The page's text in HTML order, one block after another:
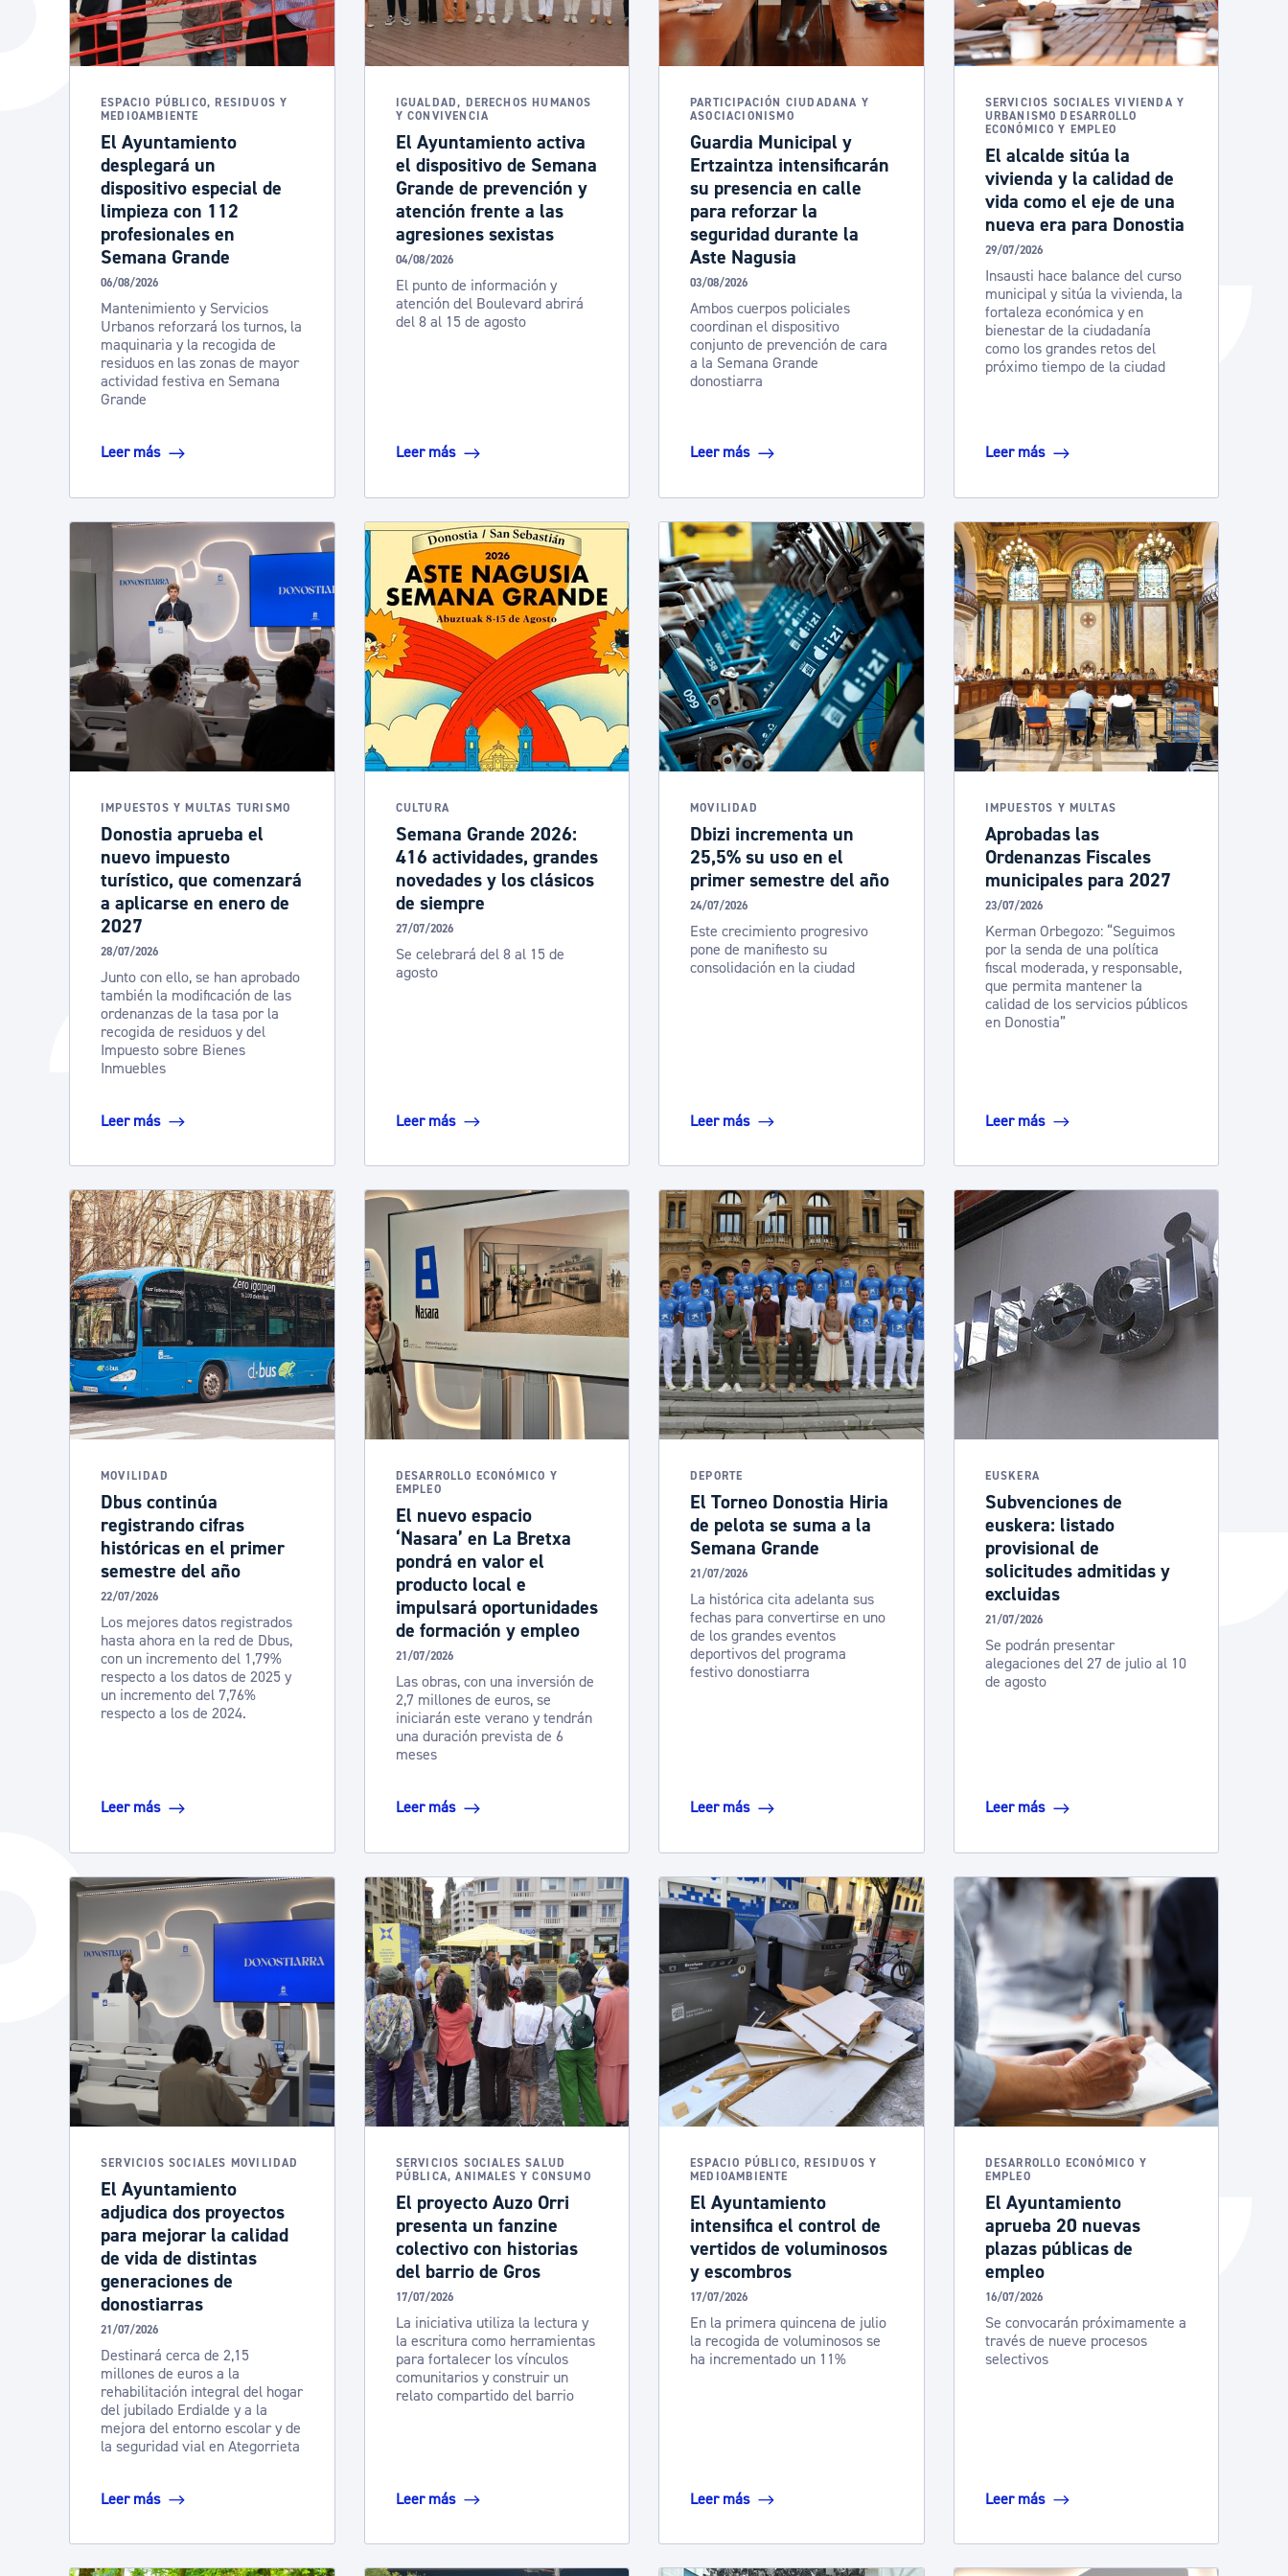
La ciudad
La ciudad ahora
Descubre la ciudad
Actualidad
Noticias
Administración municipal
Tablón de anuncios oficiales
Catálogo de trámites
Ayuda a la tramitación
ESPACIO PÚBLICO, RESIDUOS Y
MEDIOAMBIENTE
El Ayuntamiento
desplegará un
dispositivo especial de
limpieza con 112
profesionales en
Semana Grande
06/08/2026
Mantenimiento y Servicios
Urbanos reforzará los turnos, la
maquinaria y la recogida de
residuos en las zonas de mayor
actividad festiva en Semana
Grande
Leer más
IGUALDAD, DERECHOS HUMANOS
Y CONVIVENCIA
El Ayuntamiento activa
el dispositivo de Semana
Grande de prevención y
atención frente a las
agresiones sexistas
04/08/2026
El punto de información y
atención del Boulevard abrirá
del 8 al 15 de agosto
Leer más
PARTICIPACIÓN CIUDADANA Y
ASOCIACIONISMO
Guardia Municipal y
Ertzaintza intensificarán
su presencia en calle
para reforzar la
seguridad durante la
Aste Nagusia
03/08/2026
Ambos cuerpos policiales
coordinan el dispositivo
conjunto de prevención de cara
a la Semana Grande
donostiarra
Leer más
SERVICIOS SOCIALES VIVIENDA Y
URBANISMO DESARROLLO
ECONÓMICO Y EMPLEO
El alcalde sitúa la
vivienda y la calidad de
vida como el eje de una
nueva era para Donostia
29/07/2026
Insausti hace balance del curso
municipal y sitúa la vivienda, la
fortaleza económica y en
bienestar de la ciudadanía
como los grandes retos del
próximo tiempo de la ciudad
Leer más
IMPUESTOS Y MULTAS TURISMO
Donostia aprueba el
nuevo impuesto
turístico, que comenzará
a aplicarse en enero de
2027
28/07/2026
Junto con ello, se han aprobado
también la modificación de las
ordenanzas de la tasa por la
recogida de residuos y del
Impuesto sobre Bienes
Inmuebles
Leer más
CULTURA
Semana Grande 2026:
416 actividades, grandes
novedades y los clásicos
de siempre
27/07/2026
Se celebrará del 8 al 15 de
agosto
Leer más
MOVILIDAD
Dbizi incrementa un
25,5% su uso en el
primer semestre del año
24/07/2026
Este crecimiento progresivo
pone de manifiesto su
consolidación en la ciudad
Leer más
IMPUESTOS Y MULTAS
Aprobadas las
Ordenanzas Fiscales
municipales para 2027
23/07/2026
Kerman Orbegozo: “Seguimos
por la senda de una política
fiscal moderada, y responsable,
que permita mantener la
calidad de los servicios públicos
en Donostia”
Leer más
MOVILIDAD
Dbus continúa
registrando cifras
históricas en el primer
semestre del año
22/07/2026
Los mejores datos registrados
hasta ahora en la red de Dbus,
con un incremento del 1,79%
respecto a los datos de 2025 y
un incremento del 7,76%
respecto a los de 2024.
Leer más
DESARROLLO ECONÓMICO Y
EMPLEO
El nuevo espacio
‘Nasara’ en La Bretxa
pondrá en valor el
producto local e
impulsará oportunidades
de formación y empleo
21/07/2026
Las obras, con una inversión de
2,7 millones de euros, se
iniciarán este verano y tendrán
una duración prevista de 6
meses
Leer más
DEPORTE
El Torneo Donostia Hiria
de pelota se suma a la
Semana Grande
21/07/2026
La histórica cita adelanta sus
fechas para convertirse en uno
de los grandes eventos
deportivos del programa
festivo donostiarra
Leer más
EUSKERA
Subvenciones de
euskera: listado
provisional de
solicitudes admitidas y
excluidas
21/07/2026
Se podrán presentar
alegaciones del 27 de julio al 10
de agosto
Leer más
SERVICIOS SOCIALES MOVILIDAD
El Ayuntamiento
adjudica dos proyectos
para mejorar la calidad
de vida de distintas
generaciones de
donostiarras
21/07/2026
Destinará cerca de 2,15
millones de euros a la
rehabilitación integral del hogar
del jubilado Erdialde y a la
mejora del entorno escolar y de
la seguridad vial en Ategorrieta
Leer más
SERVICIOS SOCIALES SALUD
PÚBLICA, ANIMALES Y CONSUMO
El proyecto Auzo Orri
presenta un fanzine
colectivo con historias
del barrio de Gros
17/07/2026
La iniciativa utiliza la lectura y
la escritura como herramientas
para fortalecer los vínculos
comunitarios y construir un
relato compartido del barrio
Leer más
ESPACIO PÚBLICO, RESIDUOS Y
MEDIOAMBIENTE
El Ayuntamiento
intensifica el control de
vertidos de voluminosos
y escombros
17/07/2026
En la primera quincena de julio
la recogida de voluminosos se
ha incrementado un 11%
Leer más
DESARROLLO ECONÓMICO Y
EMPLEO
El Ayuntamiento
aprueba 20 nuevas
plazas públicas de
empleo
16/07/2026
Se convocarán próximamente a
través de nueve procesos
selectivos
Leer más